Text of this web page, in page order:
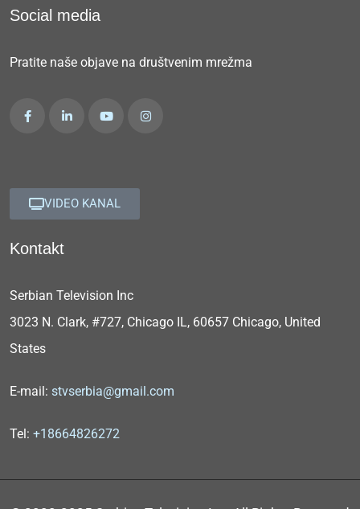
Social media
Pratite naše objave na društvenim mrežma
VIDEO KANAL
Kontakt
Serbian Television Inc
3023 N. Clark, #727, Chicago IL, 60657 Chicago, United
States
E-mail: stvserbia@gmail.com
Tel: +18664826272